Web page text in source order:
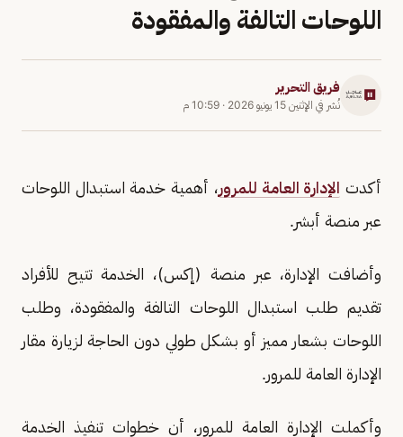
اللوحات التالفة والمفقودة
فريق التحرير
نُشر في الإثنين 15 يونيو 2026 · 10:59 م
أكدت الإدارة العامة للمرور، أهمية خدمة استبدال اللوحات
عبر منصة أبشر.
وأضافت الإدارة، عبر منصة (إكس)، الخدمة تتيح للأفراد
تقديم طلب استبدال اللوحات التالفة والمفقودة، وطلب
اللوحات بشعار مميز أو بشكل طولي دون الحاجة لزيارة مقار
الإدارة العامة للمرور.
وأكملت الإدارة العامة للمرور، أن خطوات تنفيذ الخدمة